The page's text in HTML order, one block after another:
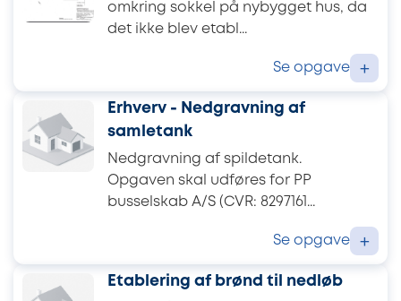
omkring sokkel på nybygget hus, da
det ikke blev etabl...
Se opgave +
Erhverv - Nedgravning af
samletank
Nedgravning af spildetank.
Opgaven skal udføres for PP
busselskab A/S (CVR: 8297161...
Se opgave +
Etablering af brønd til nedløb